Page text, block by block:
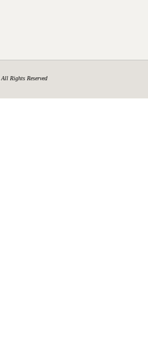
All Rights Reserved